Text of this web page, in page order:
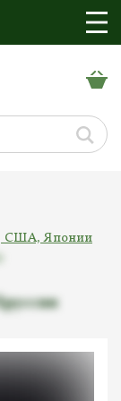
США, Японии